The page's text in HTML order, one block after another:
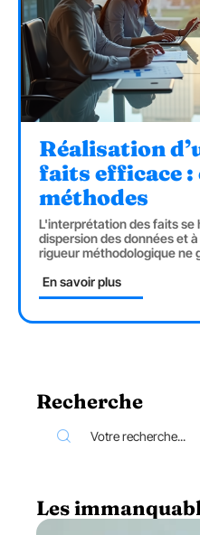
Réalisation
faits efficace :
méthodes
L'interprétation des faits se
dispersion des données et
rigueur méthodologique ne
En savoir plus
Recherche
Les